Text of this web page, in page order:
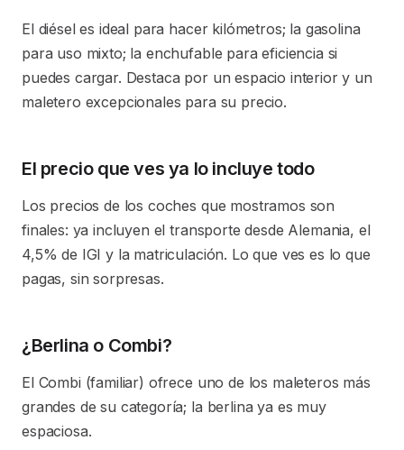
El diésel es ideal para hacer kilómetros; la gasolina
para uso mixto; la enchufable para eficiencia si
puedes cargar. Destaca por un espacio interior y un
maletero excepcionales para su precio.
El precio que ves ya lo incluye todo
Los precios de los coches que mostramos son
finales: ya incluyen el transporte desde Alemania, el
4,5% de IGI y la matriculación. Lo que ves es lo que
pagas, sin sorpresas.
¿Berlina o Combi?
El Combi (familiar) ofrece uno de los maleteros más
grandes de su categoría; la berlina ya es muy
espaciosa.